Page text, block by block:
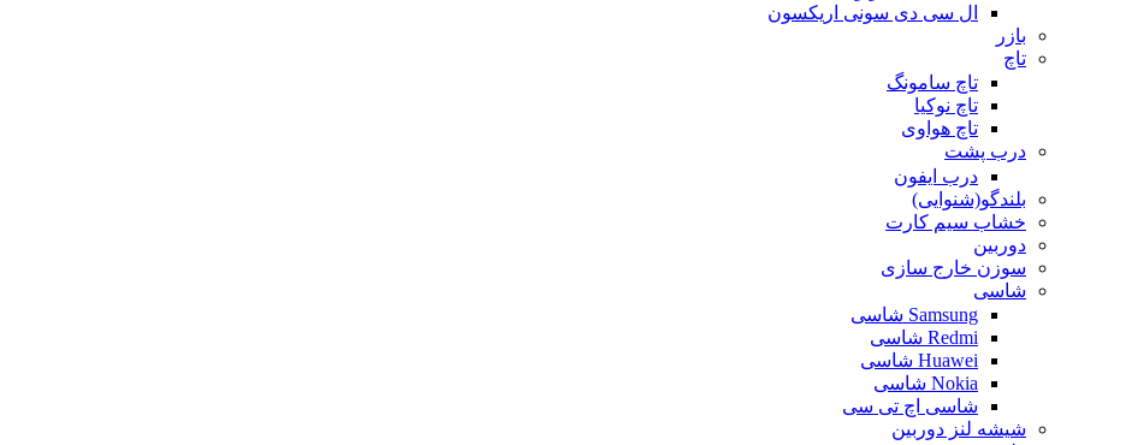
ال سی دی سونی اریکسون
بازر
تاچ
تاچ سامونگ
تاچ نوکیا
تاچ هواوی
درب پشت
درب ایفون
بلندگو(شنوایی)
خشاب سیم کارت
دوربین
سوزن خارج سازی
شاسی
Samsung شاسی
Redmi شاسی
Huawei شاسی
Nokia شاسی
شاسی اچ تی سی
شیشه لنز دوربین